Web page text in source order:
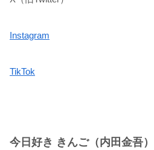
Instagram
TikTok
今日好き きんご（内田金吾